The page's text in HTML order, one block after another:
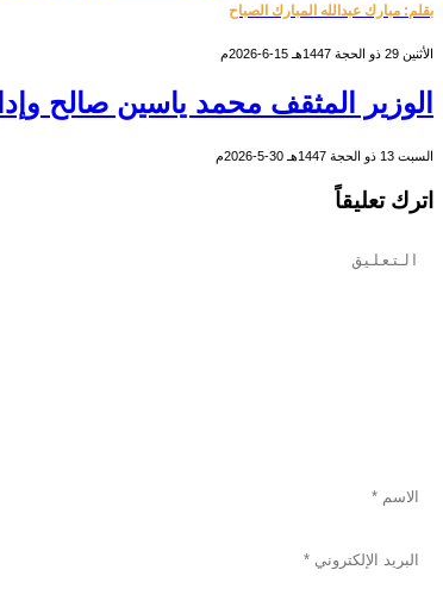
بقلم: مبارك عبدالله المبارك الصباح
الأثنين 29 ذو الحجة 1447هـ 15-6-2026م
الوزير المثقف محمد ياسين صالح
السبت 13 ذو الحجة 1447هـ 30-5-2026م
اترك تعليقاً